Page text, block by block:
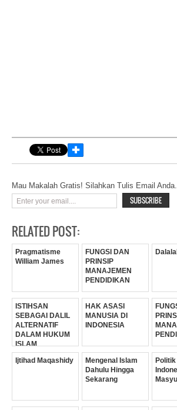
✚
Mau Makalah Gratis! Silahkan Tulis Email Anda.
RELATED POST:
Pragmatisme
William James
FUNGSI DAN
PRINSIP
MANAJEMEN
PENDIDIKAN
ISTIHSAN
SEBAGAI DALIL
ALTERNATIF
DALAM HUKUM
ISLAM
HAK ASASI
MANUSIA DI
INDONESIA
Ijtihad Maqashidy
Mengenal Islam
Dahulu Hingga
Sekarang